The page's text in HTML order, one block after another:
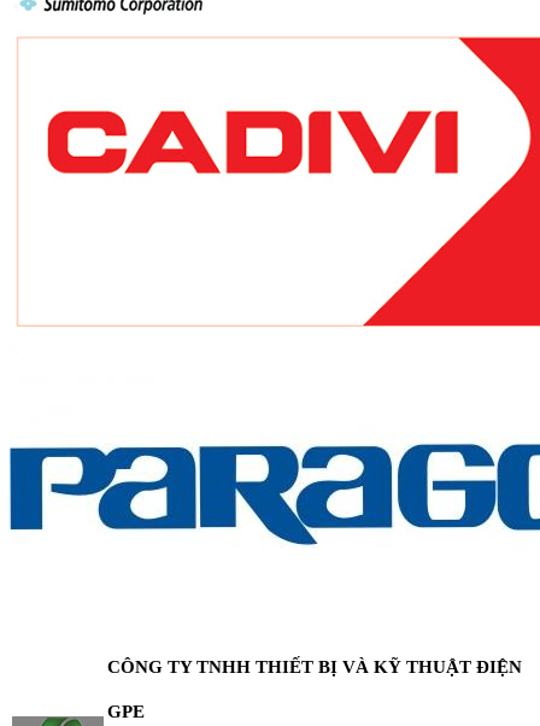
CÔNG TY TNHH THIẾT BỊ VÀ KỸ THUẬT ĐIỆN
GPE